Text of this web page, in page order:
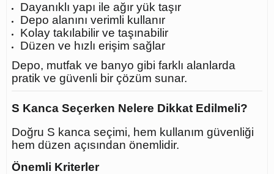
Dayanıklı yapı ile ağır yük taşır
Depo alanını verimli kullanır
Kolay takılabilir ve taşınabilir
Düzen ve hızlı erişim sağlar
Depo, mutfak ve banyo gibi farklı alanlarda
pratik ve güvenli bir çözüm sunar.
S Kanca Seçerken Nelere Dikkat Edilmeli?
Doğru S kanca seçimi, hem kullanım güvenliği
hem düzen açısından önemlidir.
Önemli Kriterler